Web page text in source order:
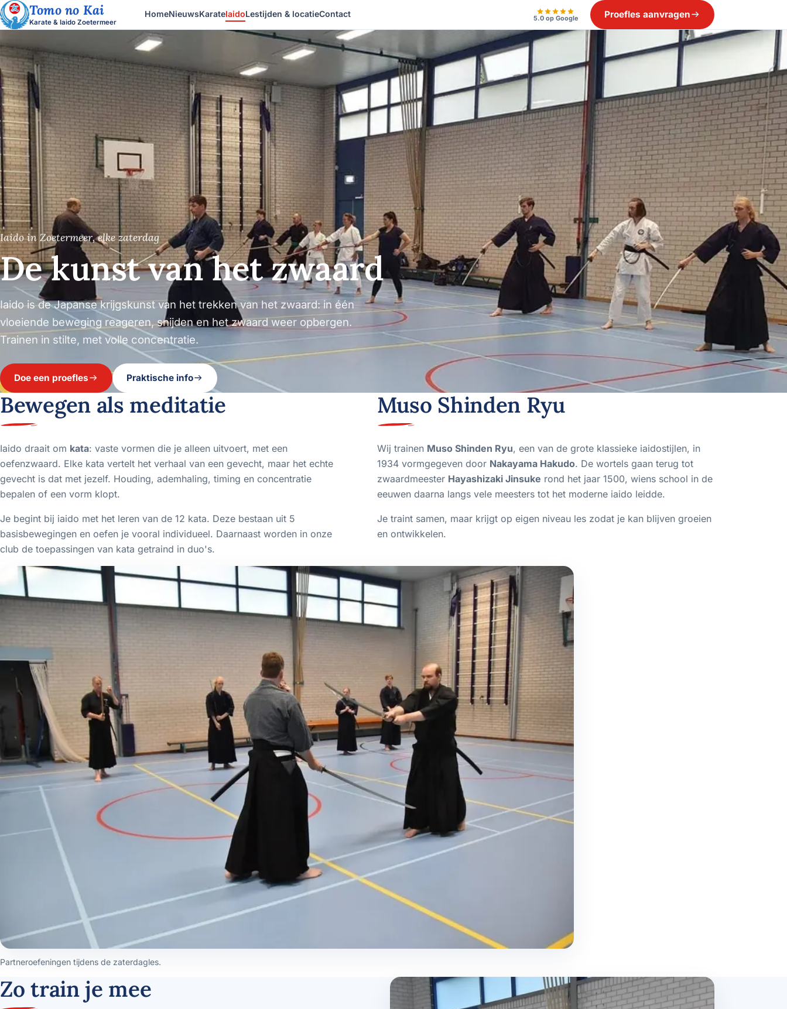
Tomo no Kai
Karate & Iaido Zoetermeer
HomeNieuwsKarateIaidoLestijden & locatieContact 5.0 op Google Proefles aanvragen
Iaido in Zoetermeer, elke zaterdag
De kunst van het zwaard
Iaido is de Japanse krijgskunst van het trekken van het zwaard: in één
vloeiende beweging reageren, snijden en het zwaard weer opbergen.
Trainen in stilte, met volle concentratie.
Doe een proefles Praktische info
Bewegen als meditatie
Iaido draait om kata: vaste vormen die je alleen uitvoert, met een
oefenzwaard. Elke kata vertelt het verhaal van een gevecht, maar het echte
gevecht is dat met jezelf. Houding, ademhaling, timing en concentratie
bepalen of een vorm klopt.
Je begint bij iaido met het leren van de 12 kata. Deze bestaan uit 5
basisbewegingen en oefen je vooral individueel. Daarnaast worden in onze
club de toepassingen van kata getraind in duo's.
Muso Shinden Ryu
Wij trainen Muso Shinden Ryu, een van de grote klassieke iaidostijlen, in
1934 vormgegeven door Nakayama Hakudo. De wortels gaan terug tot
zwaardmeester Hayashizaki Jinsuke rond het jaar 1500, wiens school in de
eeuwen daarna langs vele meesters tot het moderne iaido leidde.
Je traint samen, maar krijgt op eigen niveau les zodat je kan blijven groeien
en ontwikkelen.
Partneroefeningen tijdens de zaterdagles.
Zo train je mee